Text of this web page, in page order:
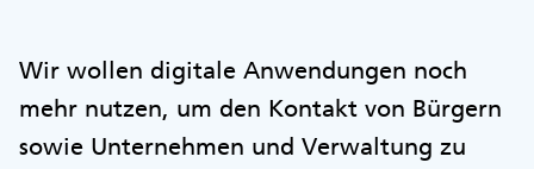
Wir wollen digitale Anwendungen noch
mehr nutzen, um den Kontakt von Bürgern
sowie Unternehmen und Verwaltung zu